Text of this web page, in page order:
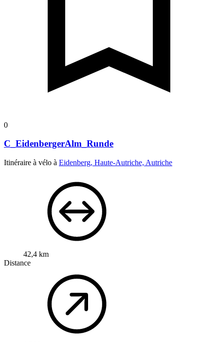
0
C_EidenbergerAlm_Runde
Itinéraire à vélo à Eidenberg, Haute-Autriche, Autriche
42,4 km
Distance